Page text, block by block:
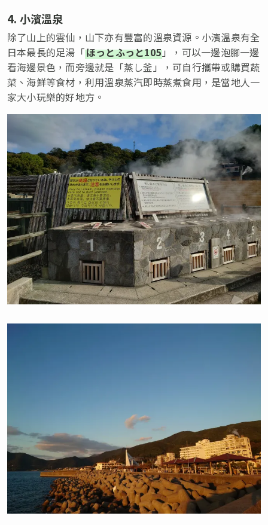
4. 小濱溫泉
除了山上的雲仙，山下亦有豐富的溫泉資源。小濱溫泉有全
日本最長的足湯「ほっとふっと105 」，可以一邊泡腳一邊
看海邊景色，而旁邊就是「蒸し釜」，可自行攜帶或購買蔬
菜、海鮮等食材，利用溫泉蒸汽即時蒸煮食用，是當地人一
家大小玩樂的好地方。